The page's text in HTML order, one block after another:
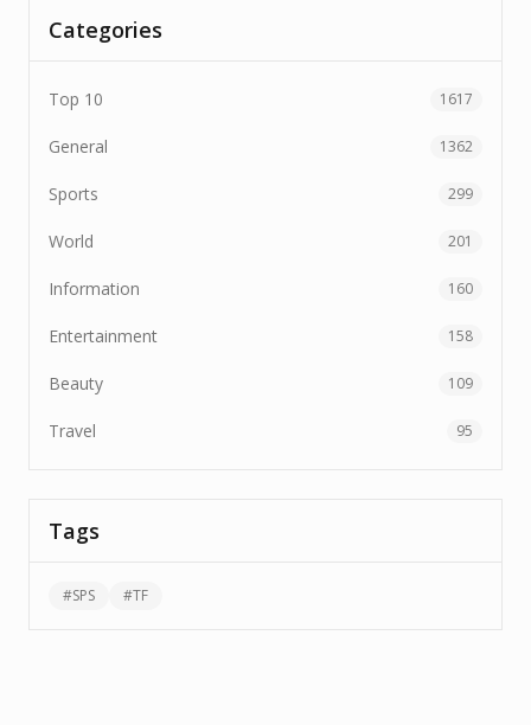
Categories
Top 10 1617
General 1362
Sports 299
World 201
Information 160
Entertainment 158
Beauty 109
Travel 95
Tags
#SPS #TF